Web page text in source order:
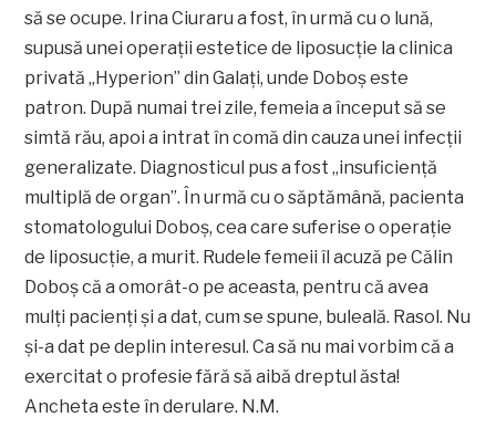
să se ocupe. Irina Ciuraru a fost, în urmă cu o lună,
supusă unei operaţii estetice de liposucţie la clinica
privată „Hyperion” din Galaţi, unde Doboş este
patron. După numai trei zile, femeia a început să se
simtă rău, apoi a intrat în comă din cauza unei infecţii
generalizate. Diagnosticul pus a fost „insuficienţă
multiplă de organ”. În urmă cu o săptămână, pacienta
stomatologului Doboş, cea care suferise o operaţie
de liposucţie, a murit. Rudele femeii îl acuză pe Călin
Doboş că a omorât-o pe aceasta, pentru că avea
mulţi pacienţi şi a dat, cum se spune, buleală. Rasol. Nu
şi-a dat pe deplin interesul. Ca să nu mai vorbim că a
exercitat o profesie fără să aibă dreptul ăsta!
Ancheta este în derulare. N.M.